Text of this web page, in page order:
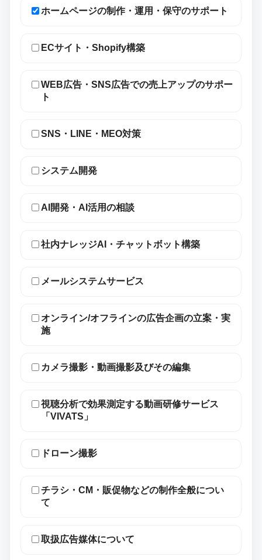
ホームページの制作・運用・保守のサポート
ECサイト・Shopify構築
WEB広告・SNS広告での売上アップのサポー
ト
SNS・LINE・MEO対策
システム開発
AI開発・AI活用の相談
社内ナレッジAI・チャットボット構築
メールシステムサービス
オンライン/オフラインの広告企画の立案・実
施
カメラ撮影・動画撮影及びその編集
視聴分析で効果測定する動画研修サービス
「VIVATS」
ドローン撮影
チラシ・CM・販促物などの制作全般につい
て
取扱広告媒体について